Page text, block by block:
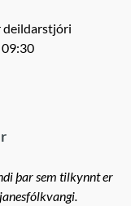
þar sem tilkynnt er